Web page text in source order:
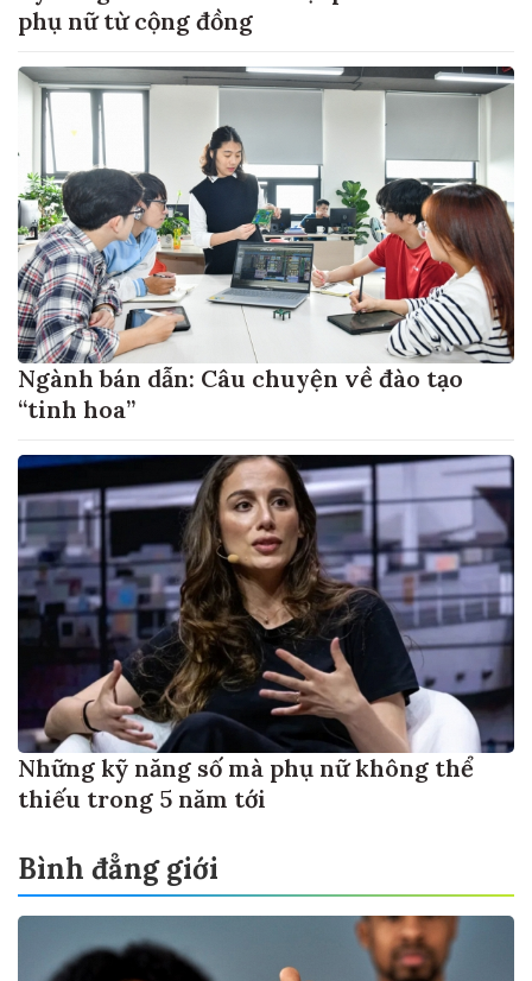
phụ nữ từ cộng đồng
Ngành bán dẫn: Câu chuyện về đào tạo
“tinh hoa”
Những kỹ năng số mà phụ nữ không thể
thiếu trong 5 năm tới
Bình đẳng giới